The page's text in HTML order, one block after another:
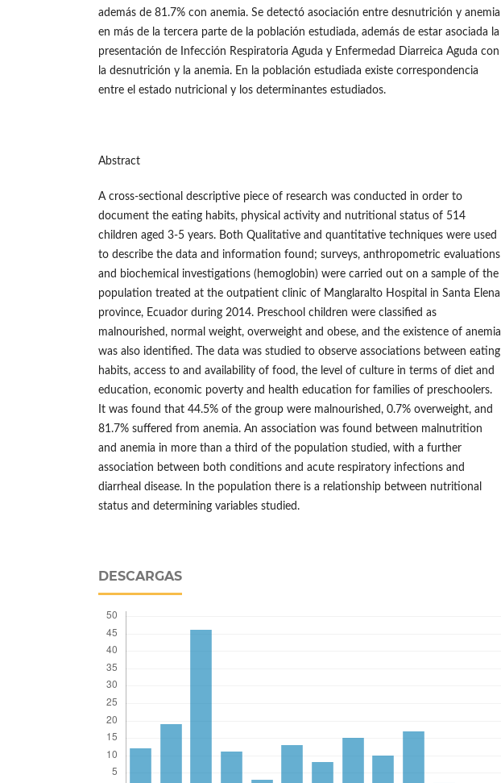
además de 81.7% con anemia. Se detectó asociación entre desnutrición y anemia
en más de la tercera parte de la población estudiada, además de estar asociada la
presentación de Infección Respiratoria Aguda y Enfermedad Diarreica Aguda con
la desnutrición y la anemia. En la población estudiada existe correspondencia
entre el estado nutricional y los determinantes estudiados.
Abstract
A cross-sectional descriptive piece of research was conducted in order to
document the eating habits, physical activity and nutritional status of 514
children aged 3-5 years. Both Qualitative and quantitative techniques were used
to describe the data and information found; surveys, anthropometric evaluations
and biochemical investigations (hemoglobin) were carried out on a sample of the
population treated at the outpatient clinic of Manglaralto Hospital in Santa Elena
province, Ecuador during 2014. Preschool children were classified as
malnourished, normal weight, overweight and obese, and the existence of anemia
was also identified. The data was studied to observe associations between eating
habits, access to and availability of food, the level of culture in terms of diet and
education, economic poverty and health education for families of preschoolers.
It was found that 44.5% of the group were malnourished, 0.7% overweight, and
81.7% suffered from anemia. An association was found between malnutrition
and anemia in more than a third of the population studied, with a further
association between both conditions and acute respiratory infections and
diarrheal disease. In the population there is a relationship between nutritional
status and determining variables studied.
DESCARGAS